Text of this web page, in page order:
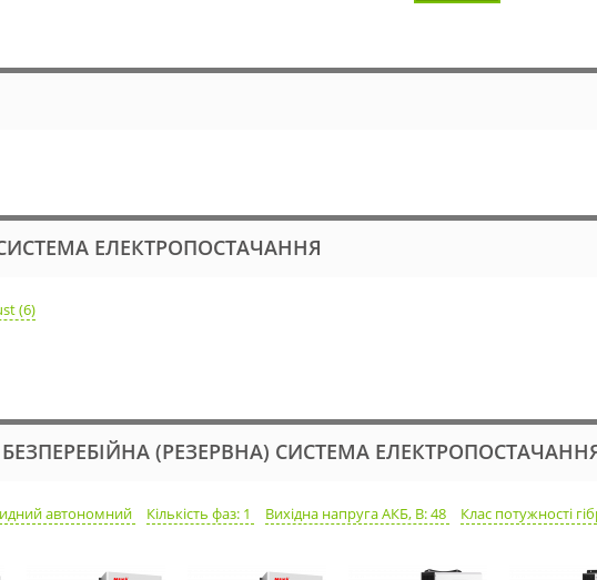
ЕЛЕКТРОПОСТАЧАННЯ
(6)
БЕЗПЕРЕБІЙНА (РЕЗЕРВНА) СИСТЕМА
автономний Кількість фаз: 1 Вихідна напруга АКБ, В: 48 Клас потужності